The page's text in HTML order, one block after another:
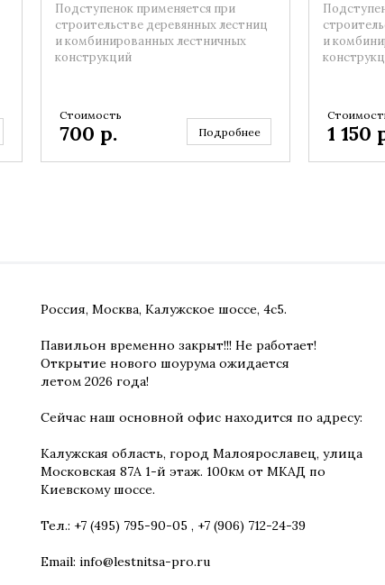
Подступенок применяется при
строительстве деревянных лестниц
и комбинированных лестничных
конструкций
Стоимость
700 р. Подробнее
и
1 150
Россия, Москва, Калужское шоссе, 4с5.
Павильон временно закрыт!!! Не работает!
Открытие нового шоурума ожидается
летом 2026 года!
Сейчас наш основной офис находится по адресу:
Калужская область, город Малоярославец, улица
Московская 87А 1-й этаж. 100км от МКАД по
Киевскому шоссе.
Тел.: +7 (495) 795-90-05 , +7 (906) 712-24-39
Email: info@lestnitsa-pro.ru